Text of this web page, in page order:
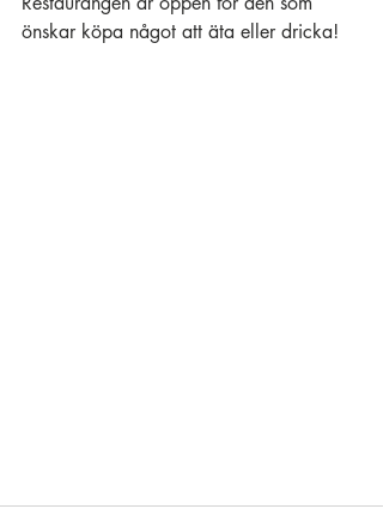
önskar köpa något att äta eller dricka!